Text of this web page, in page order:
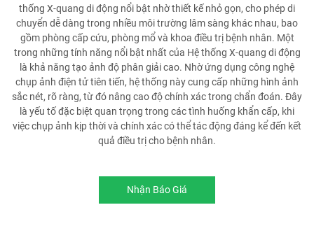
thống X-quang di động nổi bật nhờ thiết kế nhỏ gọn, cho phép di
chuyển dễ dàng trong nhiều môi trường lâm sàng khác nhau, bao
gồm phòng cấp cứu, phòng mổ và khoa điều trị bệnh nhân. Một
trong những tính năng nổi bật nhất của Hệ thống X-quang di động
là khả năng tạo ảnh độ phân giải cao. Nhờ ứng dụng công nghệ
chụp ảnh điện tử tiên tiến, hệ thống này cung cấp những hình ảnh
sắc nét, rõ ràng, từ đó nâng cao độ chính xác trong chẩn đoán. Đây
là yếu tố đặc biệt quan trọng trong các tình huống khẩn cấp, khi
việc chụp ảnh kịp thời và chính xác có thể tác động đáng kể đến kết
quả điều trị cho bệnh nhân.
Nhận Báo Giá